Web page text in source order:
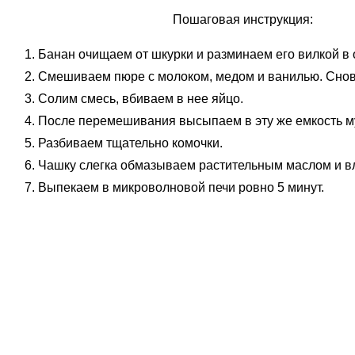
Пошаговая инструкция:
Банан очищаем от шкурки и разминаем его вилкой в
Смешиваем пюре с молоком, медом и ванилью.
Солим смесь, вбиваем в нее яйцо.
После перемешивания высыпаем в эту же емкость
Разбиваем тщательно комочки.
Чашку слегка обмазываем растительным маслом и
Выпекаем в микроволновой печи ровно 5 минут.